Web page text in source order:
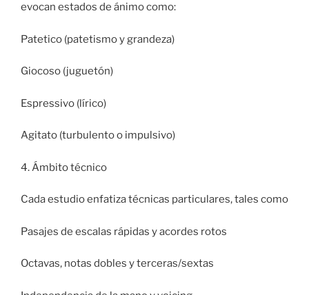
evocan estados de ánimo como:
Patetico (patetismo y grandeza)
Giocoso (juguetón)
Espressivo (lírico)
Agitato (turbulento o impulsivo)
4. Ámbito técnico
Cada estudio enfatiza técnicas particulares, tales como
Pasajes de escalas rápidas y acordes rotos
Octavas, notas dobles y terceras/sextas